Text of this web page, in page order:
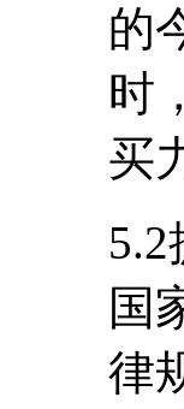
的
时
买
国
律